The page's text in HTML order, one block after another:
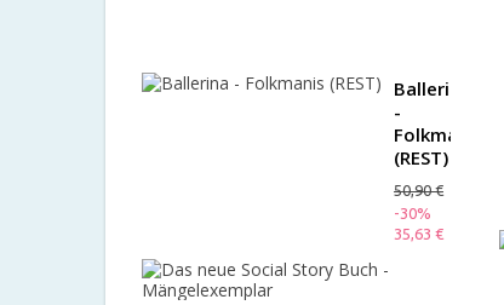
Ballerina
-
Folkmanis
(REST)
50,90 €
-30%
35,63 €